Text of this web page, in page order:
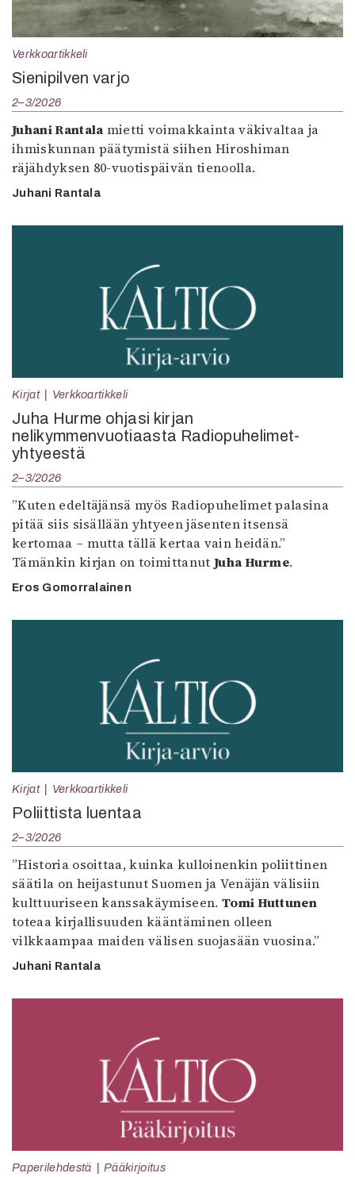
Verkkoartikkeli
Sienipilven varjo
2–3/2026
Juhani Rantala mietti voimakkainta väkivaltaa ja
ihmiskunnan päätymistä siihen Hiroshiman
räjähdyksen 80-vuotispäivän tienoolla.
Juhani Rantala
Kirjat Verkkoartikkeli
Juha Hurme ohjasi kirjan
nelikymmenvuotiaasta Radiopuhelimet-
yhtyeestä
2–3/2026
”Kuten edeltäjänsä myös Radiopuhelimet palasina
pitää siis sisällään yhtyeen jäsenten itsensä
kertomaa – mutta tällä kertaa vain heidän.”
Tämänkin kirjan on toimittanut Juha Hurme.
Eros Gomorralainen
Kirjat Verkkoartikkeli
Poliittista luentaa
2–3/2026
”Historia osoittaa, kuinka kulloinenkin poliittinen
säätila on heijastunut Suomen ja Venäjän välisiin
kulttuuriseen kanssakäymiseen. Tomi Huttunen
toteaa kirjallisuuden kääntäminen olleen
vilkkaampaa maiden välisen suojasään vuosina.”
Juhani Rantala
Paperilehdestä Pääkirjoitus